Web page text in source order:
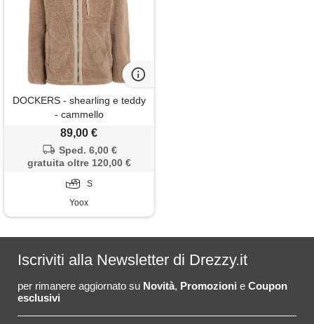
DOCKERS - shearling e teddy
- cammello
89,00 €
Sped. 6,00 €
gratuita oltre 120,00 €
S
Yoox
Iscriviti alla Newsletter di Drezzy.it
per rimanere aggiornato su Novità, Promozioni e Coupon
esclusivi